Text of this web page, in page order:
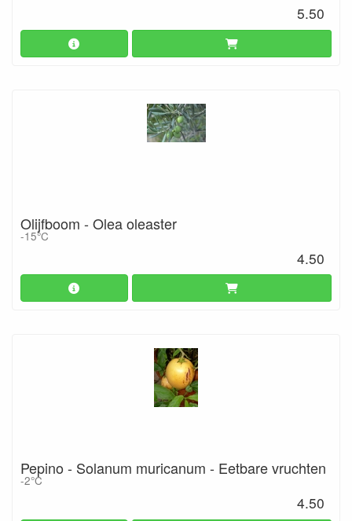
5.50
Olijfboom - Olea oleaster
-15°C
4.50
Pepino - Solanum muricanum - Eetbare vruchten
-2°C
4.50